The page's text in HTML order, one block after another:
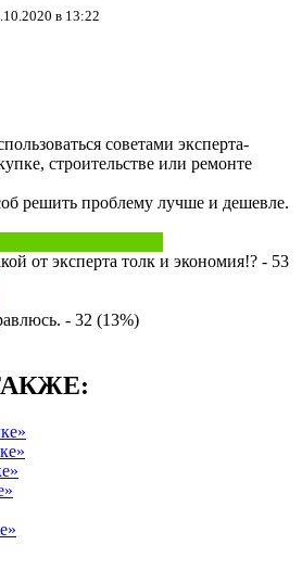
в 13:22
советами эксперта-
строительстве или ремонте
решить проблему лучше и дешевле.
от эксперта толк и экономия!? - 53
- 32 (13%)